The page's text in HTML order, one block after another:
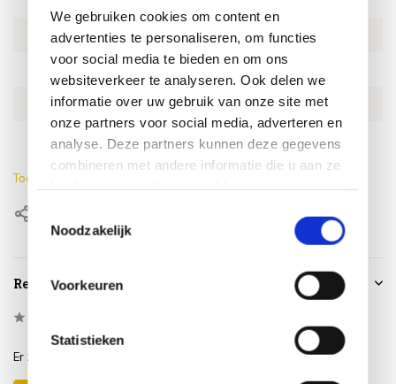
We gebruiken cookies om content en
advertenties te personaliseren, om functies
voor social media te bieden en om ons
websiteverkeer te analyseren. Ook delen we
informatie over uw gebruik van onze site met
onze partners voor social media, adverteren en
analyse. Deze partners kunnen deze gegevens
combineren met andere informatie die u aan ze
Noodzakelijk
Voorkeuren
Statistieken
Artikelnummer EX105543142
EAN 0659424218746
Lengte 100 cm
Toon meer
Reviews
Er zijn nog geen reviews geschreven over dit product..